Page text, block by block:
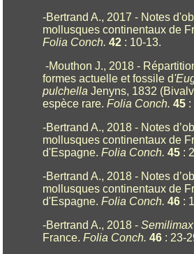
-Bertrand A., 2017 - Notes
mollusques continentaux de
Folia Conch. 42 : 10-13.
-Mouthon J., 2018 -
formes actuelle et fossile d
pulchellaJenyns, 1832
espèce rare.Folia Conch. 45 :
-Bertrand A., 2018 - Notes
mollusques continentaux de
d'Espagne.Folia Conch. 45 :
-Bertrand A., 2018 - Notes
mollusques continentaux de
d'Espagne.Folia Conch. 46 :
-Bertrand A., 2018 -
France.Folia Conch. 46 : 23-